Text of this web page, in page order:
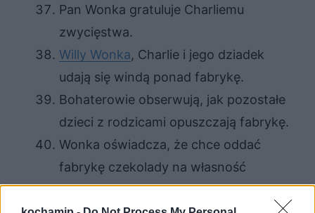
Pan Wonka gratuluje Charliemu
zwycięstwa.
Willy Wonka, Charlie i jego dziadek
udają się windą ponad fabrykę.
Bohaterowie obserwują, jak pozostałe
dzieci z rodzicami opuszczają fabrykę.
Wonka oświadcza, że chce oddać
fabrykę czekolady na własność
Charliemu, ponieważ czuje się staro.